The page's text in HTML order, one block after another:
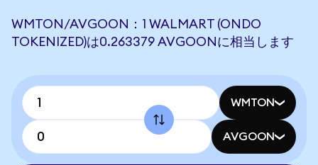
WMTON/AVGOON：1 WALMART (ONDO
TOKENIZED)は0.263379 AVGOONに相当します
WMTON
AVGOON